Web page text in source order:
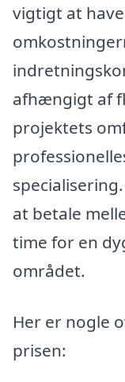
vigtigt at
afhængigt af
projektets
at betale
time for en
området.
Her er nogle
prisen: